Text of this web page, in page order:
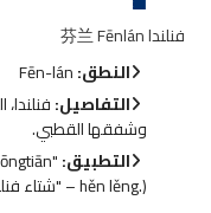
فنلندا 芬兰 Fēnlán
النطق:
التفاصيل:
وشفقها القطبي.
التطبيق:
hěn lěng.) – "شتاء فنلندا بارد جدًا."